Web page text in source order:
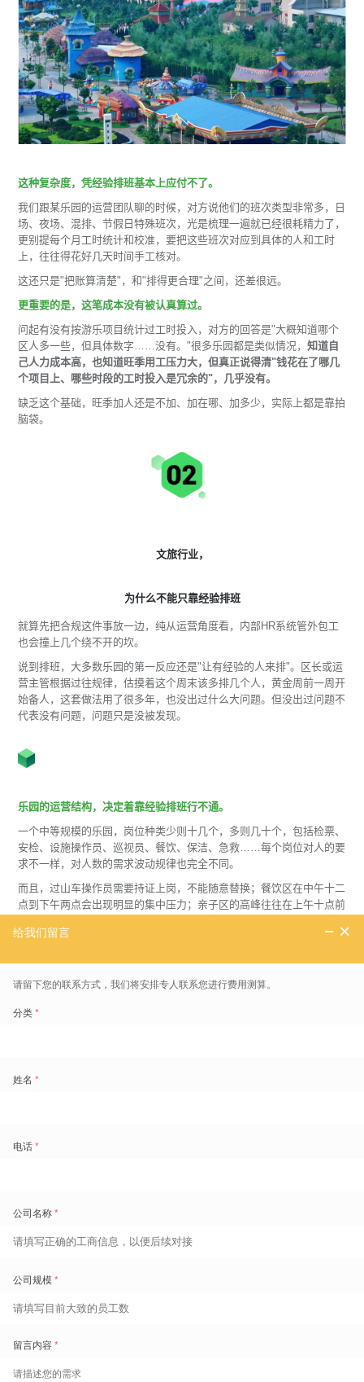
这种复杂度，凭经验排班基本上应付不了。
我们跟某乐园的运营团队聊的时候，对方说他们的班次类型非常多，日
场、夜场、混排、节假日特殊班次，光是梳理一遍就已经很耗精力了，
更别提每个月工时统计和校准，要把这些班次对应到具体的人和工时
上，往往得花好几天时间手工核对。
这还只是"把账算清楚"，和"排得更合理"之间，还差很远。
更重要的是，这笔成本没有被认真算过。
问起有没有按游乐项目统计过工时投入，对方的回答是"大概知道哪个
区人多一些，但具体数字……没有。"很多乐园都是类似情况，知道自
己人力成本高，也知道旺季用工压力大，但真正说得清"钱花在了哪几
个项目上、哪些时段的工时投入是冗余的"，几乎没有。
缺乏这个基础，旺季加人还是不加、加在哪、加多少，实际上都是靠拍
脑袋。
文旅行业，
为什么不能只靠经验排班
就算先把合规这件事放一边，纯从运营角度看，内部HR系统管外包工
也会撞上几个绕不开的坎。
说到排班，大多数乐园的第一反应还是"让有经验的人来排"。区长或运
营主管根据过往规律，估摸着这个周末该多排几个人，黄金周前一周开
始备人，这套做法用了很多年，也没出过什么大问题。但没出过问题不
代表没有问题，问题只是没被发现。
乐园的运营结构，决定着靠经验排班行不通。
一个中等规模的乐园，岗位种类少则十几个，多则几十个，包括检票、
安检、设施操作员、巡视员、餐饮、保洁、急救……每个岗位对人的要
求不一样，对人数的需求波动规律也完全不同。
而且，过山车操作员需要持证上岗，不能随意替换；餐饮区在中午十二
点到下午两点会出现明显的集中压力；亲子区的高峰往往在上午十点前
把错落的需求同时排进一张表，靠人的经验根本顾不过来。